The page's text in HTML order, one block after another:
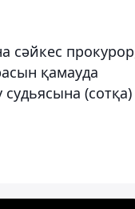
сәйкес
қамауда
(сотқа)